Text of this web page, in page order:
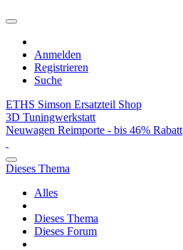
Anmelden
Registrieren
Suche
ETHS Simson Ersatzteil Shop
3D Tuningwerkstatt
Neuwagen Reimporte - bis 46% Rabatt
Dieses Thema
Alles
Dieses Thema
Dieses Forum